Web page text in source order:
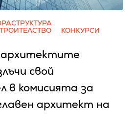
КОНКУРСИ
свой
в комисията за
архитект на